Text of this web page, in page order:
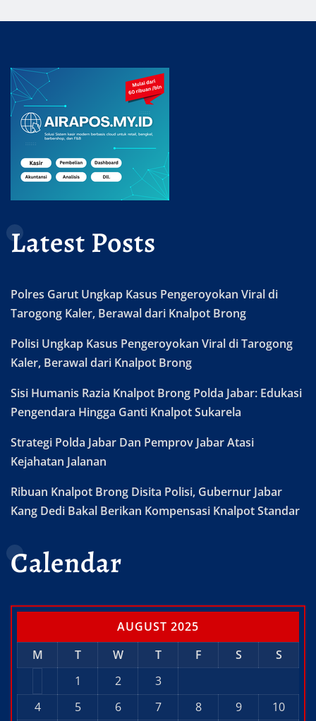
Latest Posts
Polres Garut Ungkap Kasus Pengeroyokan Viral di
Tarogong Kaler, Berawal dari Knalpot Brong
Polisi Ungkap Kasus Pengeroyokan Viral di Tarogong
Kaler, Berawal dari Knalpot Brong
Sisi Humanis Razia Knalpot Brong Polda Jabar: Edukasi
Pengendara Hingga Ganti Knalpot Sukarela
Strategi Polda Jabar Dan Pemprov Jabar Atasi
Kejahatan Jalanan
Ribuan Knalpot Brong Disita Polisi, Gubernur Jabar
Kang Dedi Bakal Berikan Kompensasi Knalpot Standar
Calendar
AUGUST 2025
M
T W T F S
S
1
2
3
4
5 6 7 8 9 10